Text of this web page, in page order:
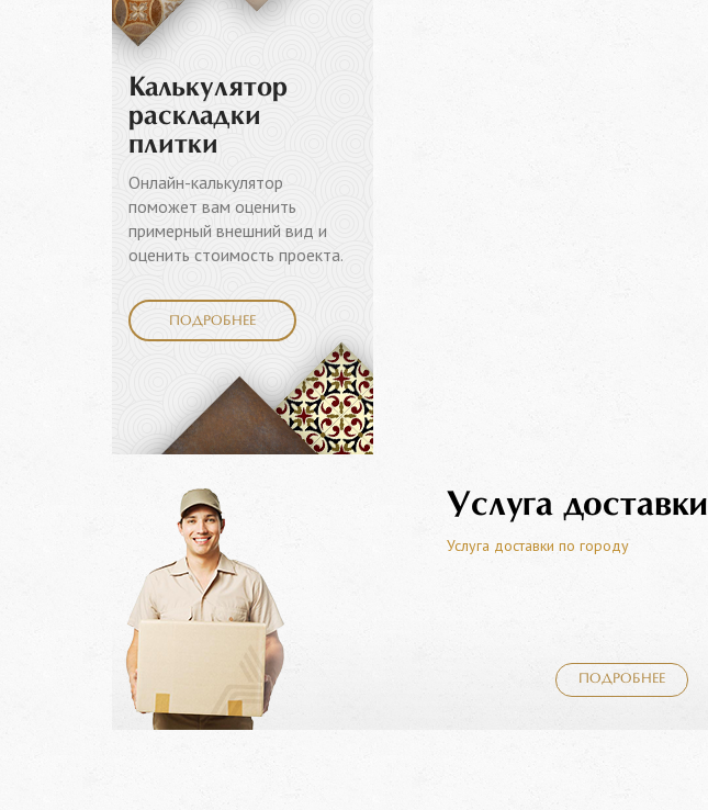
Калькулятор
раскладки
плитки
Онлайн-калькулятор
поможет вам оценить
примерный внешний вид и
оценить стоимость проекта.
ПОДРОБНЕЕ
Услуга доставки
Услуга доставки по городу
ПОДРОБНЕЕ